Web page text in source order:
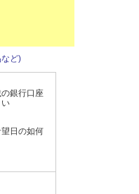
ど)
銀行口座
日の如何